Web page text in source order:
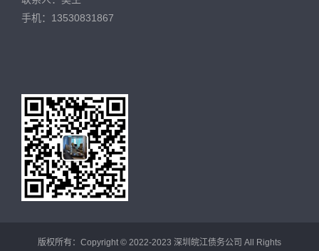
手机：13530831867
版权所有：Copyright © 2022-2023 深圳皖江债务公司 All Rights